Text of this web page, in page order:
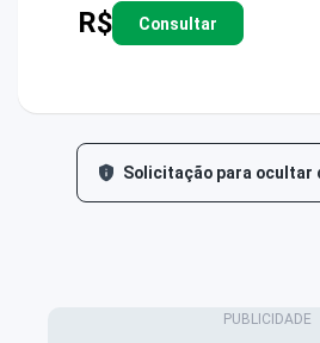
R$ Consultar
Solicitação para ocultar